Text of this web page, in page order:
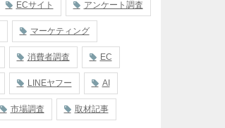
ECサイト アンケート調査
マーケティング
消費者調査 EC
LINEヤフー AI
市場調査 取材記事